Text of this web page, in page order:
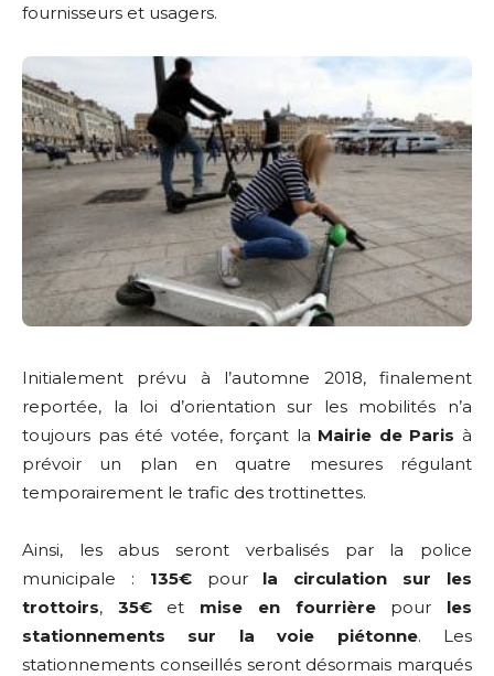
fournisseurs et usagers.
Initialement prévu à l’automne 2018, finalement
reportée, la loi d’orientation sur les mobilités n’a
toujours pas été votée, forçant la Mairie de Paris à
prévoir un plan en quatre mesures régulant
temporairement le trafic des trottinettes.
Ainsi, les abus seront verbalisés par la police
municipale : 135€ pourla circulation sur les
trottoirs, 35€ et mise en fourrière pour les
stationnements sur la voie piétonne. Les
stationnements conseillés seront désormais marqués